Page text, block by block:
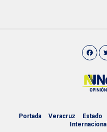
Portada Veracruz Estado
Internacional